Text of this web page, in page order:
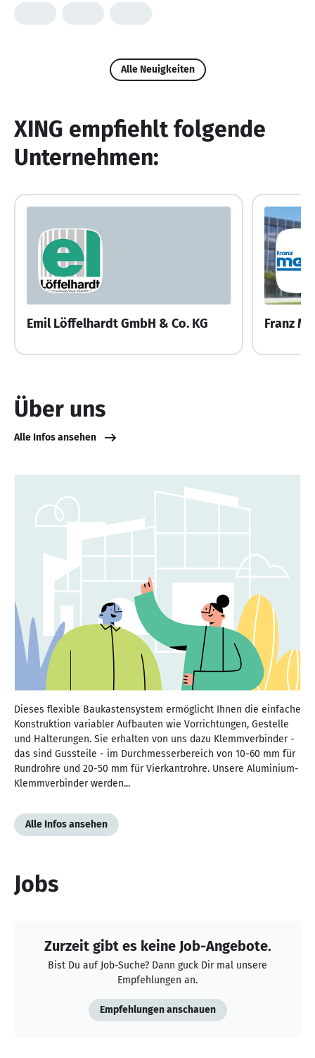
Alle Neuigkeiten
XING empfiehlt folgende
Unternehmen:
Emil Löffelhardt GmbH & Co. KG Franz
Über uns
Alle Infos ansehen
Dieses flexible Baukastensystem ermöglicht Ihnen die einfache
Konstruktion variabler Aufbauten wie Vorrichtungen, Gestelle
und Halterungen. Sie erhalten von uns dazu Klemmverbinder -
das sind Gussteile - im Durchmesserbereich von 10-60 mm für
Rundrohre und 20-50 mm für Vierkantrohre. Unsere Aluminium-
Klemmverbinder werden...
Alle Infos ansehen
Jobs
Zurzeit gibt es keine Job-Angebote.
Bist Du auf Job-Suche? Dann guck Dir mal unsere
Empfehlungen an.
Empfehlungen anschauen